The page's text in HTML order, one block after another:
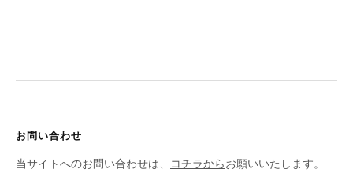
お問い合わせ
当サイトへのお問い合わせは、
コチラからお願いいたします。